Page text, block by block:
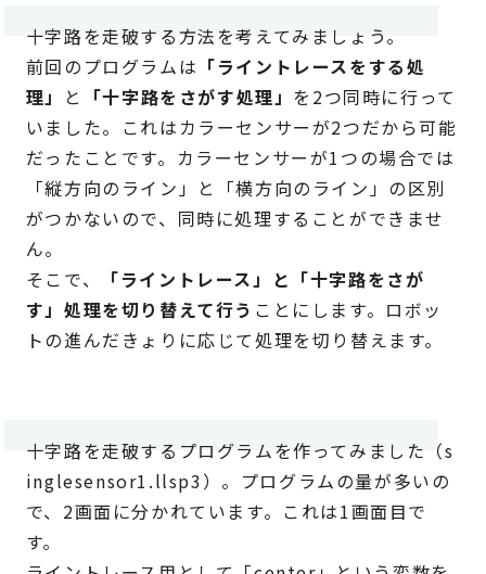
十字路を走破する方法を考えてみましょう。
前回のプログラムは 「ライントレースをする処
理」
と 「十字路をさがす処理」 を2つ同時に行って
いました。これはカラーセンサーが2つだから可能
だったことです。カラーセンサーが1つの場合では
「縦方向のライン」と「横方向のライン」の区別
がつかないので、同時に処理することができませ
ん。
そこで、
「ライントレース」と「十字路をさが
す」処理を切り替えて行う ことにします。ロボッ
トの進んだきょりに応じて処理を切り替えます。
十字路を走破するプログラムを作ってみました（s
inglesensor1.llsp3）。プログラムの量が多いの
で、2画面に分かれています。これは1画面目で
す。